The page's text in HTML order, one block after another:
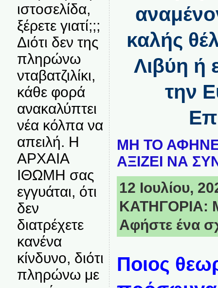
ιστοσελίδα,
ξέρετε γιατί;;;
Διότι δεν της
πληρώνω
νταβατζιλίκι,
κάθε φορά
ανακαλύπτει
νέα κόλπα να
απειλή. Η
ΑΡΧΑΙΑ
ΙΘΩΜΗ σας
εγγυάται, ότι
δεν
διατρέχετε
κανένα
κίνδυνο, διότι
πληρώνω με
καλής
Λιβύη ή
την
ΜΗ ΤΟ
ΑΞΙΖΕΙ ΝΑ
12 Ιουλίου,
ΚΑΤΗΓΟΡΙΑ:
Αφήστε ένα
Ποιος